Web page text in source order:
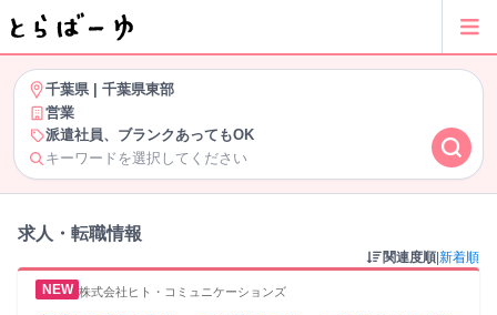
千葉県| 千葉県東部
営業
派遣社員、ブランクあってもOK
キーワードを選択してください
求人・転職情報
関連度順 新着順
株式会社ヒト・コミュニケーションズ